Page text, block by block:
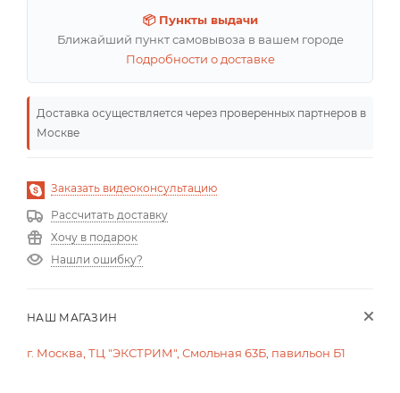
📦 Пункты выдачи
Ближайший пункт самовывоза в вашем городе
Подробности о доставке
Доставка осуществляется через проверенных партнеров в
Москве
Заказать видеоконсультацию
Рассчитать доставку
Хочу в подарок
Нашли ошибку?
НАШ МАГАЗИН
г. Москва, ТЦ "ЭКСТРИМ", Смольная 63Б, павильон Б1